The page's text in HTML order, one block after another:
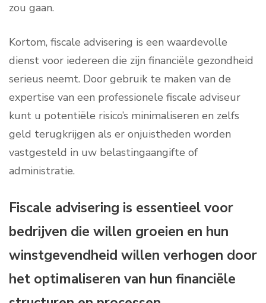
zou gaan.
Kortom, fiscale advisering is een waardevolle
dienst voor iedereen die zijn financiële gezondheid
serieus neemt. Door gebruik te maken van de
expertise van een professionele fiscale adviseur
kunt u potentiële risico’s minimaliseren en zelfs
geld terugkrijgen als er onjuistheden worden
vastgesteld in uw belastingaangifte of
administratie.
Fiscale advisering is essentieel voor
bedrijven die willen groeien en hun
winstgevendheid willen verhogen door
het optimaliseren van hun financiële